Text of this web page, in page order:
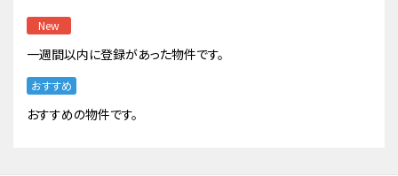
New
一週間以内に登録があった物件です。
おすすめ
おすすめの物件です。